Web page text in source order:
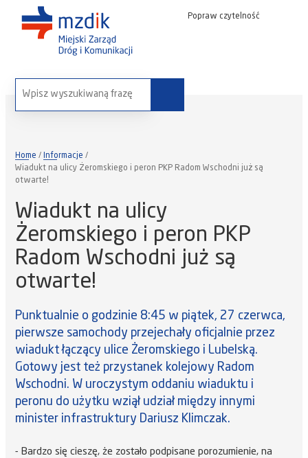
Popraw czytelność
wyszukaj na stronie:
Home
Informacje
Wiadukt na ulicy Żeromskiego i peron PKP Radom Wschodni już są
otwarte!
Wiadukt na ulicy
Żeromskiego i peron PKP
Radom Wschodni już są
otwarte!
Punktualnie o godzinie 8:45 w piątek, 27 czerwca,
pierwsze samochody przejechały oficjalnie przez
wiadukt łączący ulice Żeromskiego i Lubelską.
Gotowy jest też przystanek kolejowy Radom
Wschodni. W uroczystym oddaniu wiaduktu i
peronu do użytku wziął udział między innymi
minister infrastruktury Dariusz Klimczak.
- Bardzo się cieszę, że zostało podpisane porozumienie, na